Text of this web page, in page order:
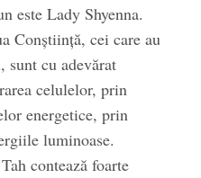
este Lady Shyenna.
Conștiință, cei care au
sunt cu adevărat
celulelor, prin
energetice, prin
luminoase.
contează foarte